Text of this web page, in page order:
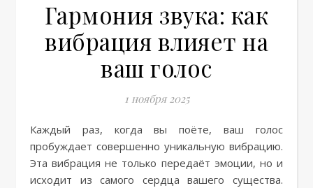
Гармония звука: как
вибрация влияет на
ваш голос
1 ноября 2025
Каждый раз, когда вы поёте, ваш голос
пробуждает совершенно уникальную вибрацию.
Эта вибрация не только передаёт эмоции, но и
исходит из самого сердца вашего существа.